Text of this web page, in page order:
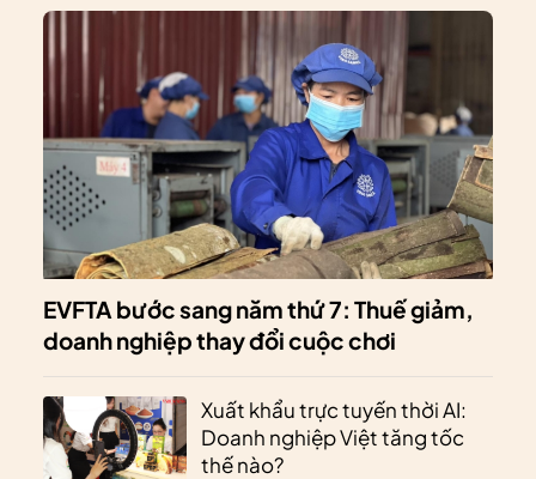
EVFTA bước sang năm thứ 7: Thuế giảm,
doanh nghiệp thay đổi cuộc chơi
Xuất khẩu trực tuyến thời AI:
Doanh nghiệp Việt tăng tốc
thế nào?